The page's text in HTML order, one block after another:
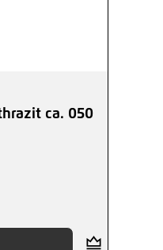
von 5 von 5
ca. 050